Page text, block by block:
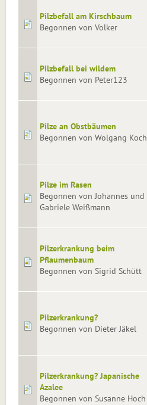
Pilzbefall am Kirschbaum
Begonnen von Volker
Pilzbefall bei wildem
Begonnen von Peter123
Pilze an Obstbäumen
Begonnen von Wolgang Koch
Pilze im Rasen
Begonnen von Johannes und
Gabriele Weißmann
Pilzerkrankung beim
Pflaumenbaum
Begonnen von Sigrid Schütt
Pilzerkrankung?
Begonnen von Dieter Jäkel
Pilzerkrankung? Japanische
Azalee
Begonnen von Susanne Hoch